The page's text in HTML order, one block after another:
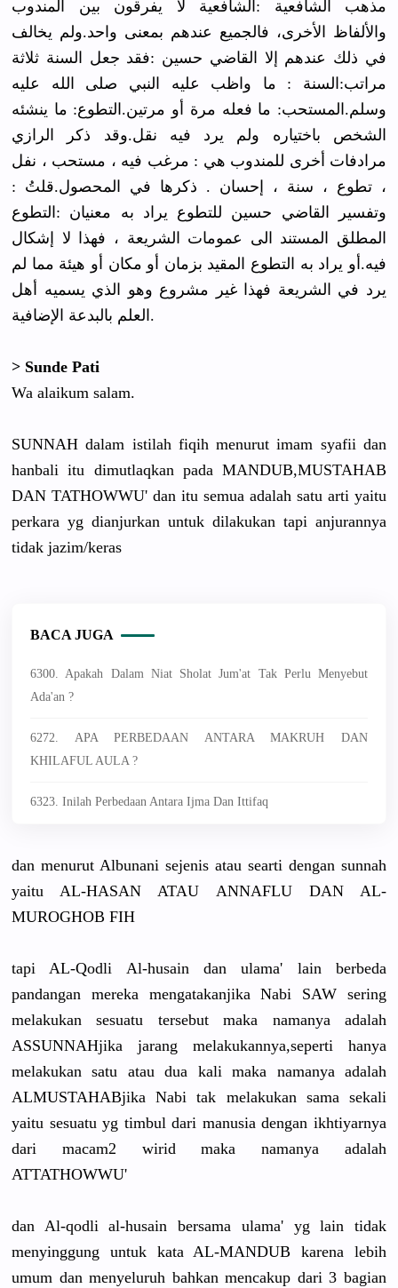
مذهب الشافعية :الشافعية لا يفرقون بين المندوب
والألفاظ الأخرى، فالجميع عندهم بمعنى واحد.ولم يخالف
في ذلك عندهم إلا القاضي حسين :فقد جعل السنة ثلاثة
مراتب:السنة : ما واظب عليه النبي صلى الله عليه
وسلم.المستحب: ما فعله مرة أو مرتين.التطوع: ما ينشئه
الشخص باختياره ولم يرد فيه نقل.وقد ذكر الرازي
مرادفات أخرى للمندوب هي : مرغب فيه ، مستحب ، نفل
، تطوع ، سنة ، إحسان . ذكرها في المحصول.قلتُ :
وتفسير القاضي حسين للتطوع يراد به معنيان :التطوع
المطلق المستند الى عمومات الشريعة ، فهذا لا إشكال
فيه.أو يراد به التطوع المقيد بزمان أو مكان أو هيئة مما لم
يرد في الشريعة فهذا غير مشروع وهو الذي يسميه أهل
العلم بالبدعة الإضافية.
> Sunde Pati
Wa alaikum salam.
SUNNAH dalam istilah fiqih menurut imam syafii dan
hanbali itu dimutlaqkan pada MANDUB,MUSTAHAB
DAN TATHOWWU' dan itu semua adalah satu arti yaitu
perkara yg dianjurkan untuk dilakukan tapi anjurannya
tidak jazim/keras
BACA JUGA
6300. Apakah Dalam Niat Sholat Jum'at Tak Perlu Menyebut
Ada'an ?
6272. APA PERBEDAAN ANTARA MAKRUH DAN
KHILAFUL AULA ?
6323. Inilah Perbedaan Antara Ijma Dan Ittifaq
dan menurut Albunani sejenis atau searti dengan sunnah
yaitu AL-HASAN ATAU ANNAFLU DAN AL-
MUROGHOB FIH
tapi AL-Qodli Al-husain dan ulama' lain berbeda
pandangan mereka mengatakanjika Nabi SAW sering
melakukan sesuatu tersebut maka namanya adalah
ASSUNNAHjika jarang melakukannya,seperti hanya
melakukan satu atau dua kali maka namanya adalah
ALMUSTAHABjika Nabi tak melakukan sama sekali
yaitu sesuatu yg timbul dari manusia dengan ikhtiyarnya
dari macam2 wirid maka namanya adalah
ATTATHOWWU'
dan Al-qodli al-husain bersama ulama' yg lain tidak
menyinggung untuk kata AL-MANDUB karena lebih
umum dan menyeluruh bahkan mencakup dari 3 bagian